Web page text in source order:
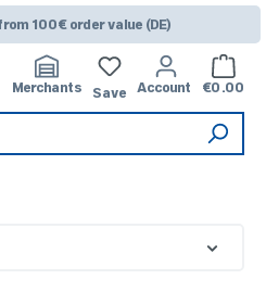
100€ order value (DE)
Merchants Save Account €0.00